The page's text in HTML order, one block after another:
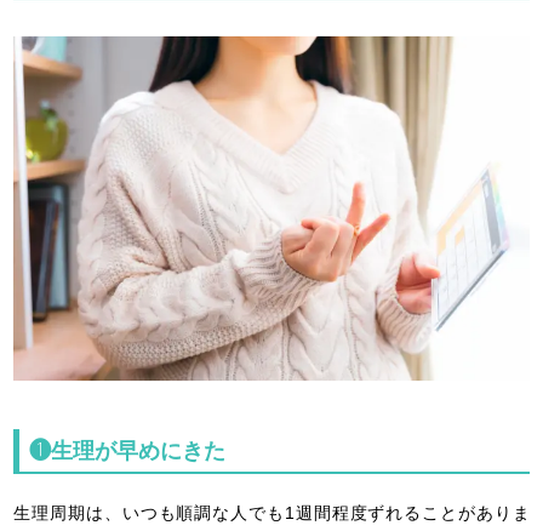
❶生理が早めにきた
生理周期は、いつも順調な人でも1週間程度ずれることがありま